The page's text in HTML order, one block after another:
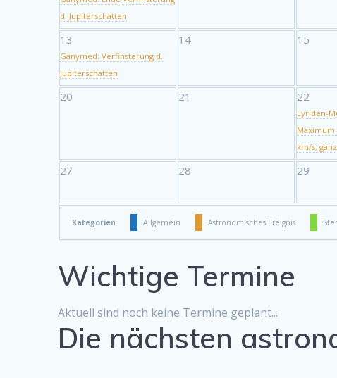
d. Jupiterschatten
13
Ganymed: Verfinsterung d.
Jupiterschatten
14 15
20 21 22
Lyriden-
Maximum
km/s,
27 28 29
Kategorien Allgemein Astronomisches Ereignis
Wichtige Termine
Aktuell sind noch keine Termine geplant...
Die nächsten